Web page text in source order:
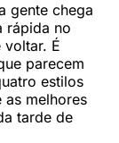
gente chega
rápida no
É
parecem
estilos
as melhores
tarde de